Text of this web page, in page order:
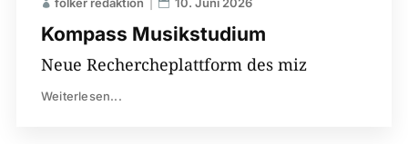
Kompass Musikstudium
folker redaktion 10. Juni 2026
Neue Rechercheplattform des miz
Weiterlesen...